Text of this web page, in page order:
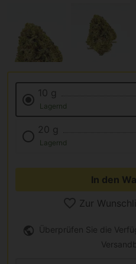
10 g
Lagernd
20 g
Lagernd
In den
Zur
Überprüfen Sie die